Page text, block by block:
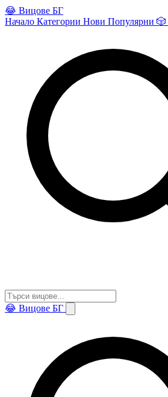
😂 Вицове БГ
Начало Категории Нови Популярни 🎲
😂 Вицове БГ